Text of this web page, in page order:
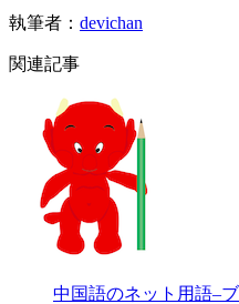
執筆者： devichan
関連記事
中国語のネット用語–